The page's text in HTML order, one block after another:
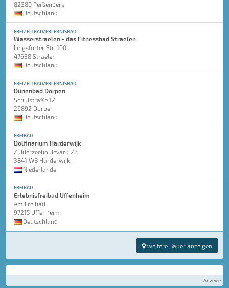
82380 Peißenberg
Deutschland
FREIZEITBAD/ERLEBNISBAD
Wasserstraelen - das Fitnessbad Straelen
Lingsforter Str. 100
47638 Straelen
Deutschland
FREIZEITBAD/ERLEBNISBAD
Dünenbad Dörpen
Schulstraße 12
26892 Dörpen
Deutschland
FREIBAD
Dolfinarium Harderwijk
Zuiderzeeboulevard 22
3841 WB Harderwijk
Niederlande
FREIBAD
Erlebnisfreibad Uffenheim
Am Freibad
97215 Uffenheim
Deutschland
weitere Bäder anzeigen
Anzeige